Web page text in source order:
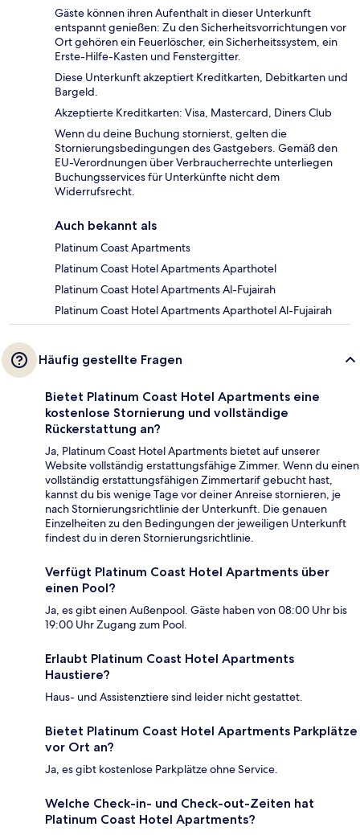
Gäste können ihren Aufenthalt in dieser Unterkunft
entspannt genießen: Zu den Sicherheitsvorrichtungen vor
Ort gehören ein Feuerlöscher, ein Sicherheitssystem, ein
Erste-Hilfe-Kasten und Fenstergitter.
Diese Unterkunft akzeptiert Kreditkarten, Debitkarten und
Bargeld.
Akzeptierte Kreditkarten: Visa, Mastercard, Diners Club
Wenn du deine Buchung stornierst, gelten die
Stornierungsbedingungen des Gastgebers. Gemäß den
EU-Verordnungen über Verbraucherrechte unterliegen
Buchungsservices für Unterkünfte nicht dem
Widerrufsrecht.
Auch bekannt als
Platinum Coast Apartments
Platinum Coast Hotel Apartments Aparthotel
Platinum Coast Hotel Apartments Al-Fujairah
Platinum Coast Hotel Apartments Aparthotel Al-Fujairah
Häufig gestellte Fragen
Bietet Platinum Coast Hotel Apartments eine
kostenlose Stornierung und vollständige
Rückerstattung an?
Ja, Platinum Coast Hotel Apartments bietet auf unserer
Website vollständig erstattungsfähige Zimmer. Wenn du einen
vollständig erstattungsfähigen Zimmertarif gebucht hast,
kannst du bis wenige Tage vor deiner Anreise stornieren, je
nach Stornierungsrichtlinie der Unterkunft. Die genauen
Einzelheiten zu den Bedingungen der jeweiligen Unterkunft
findest du in deren Stornierungsrichtlinie.
Verfügt Platinum Coast Hotel Apartments über
einen Pool?
Ja, es gibt einen Außenpool. Gäste haben von 08:00 Uhr bis
19:00 Uhr Zugang zum Pool.
Erlaubt Platinum Coast Hotel Apartments
Haustiere?
Haus- und Assistenztiere sind leider nicht gestattet.
Bietet Platinum Coast Hotel Apartments Parkplätze
vor Ort an?
Ja, es gibt kostenlose Parkplätze ohne Service.
Welche Check-in- und Check-out-Zeiten hat
Platinum Coast Hotel Apartments?